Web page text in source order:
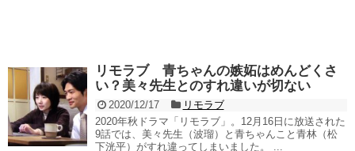
リモラブ 青ちゃんの嫉妬はめんどくさ
い？美々先生とのすれ違いが切ない
2020/12/17
リモラブ
2020年秋ドラマ「リモラブ」。12月16日に放送された
9話では、美々先生（波瑠）と青ちゃんこと青林（松
下洸平）がすれ違ってしまいました。 ...